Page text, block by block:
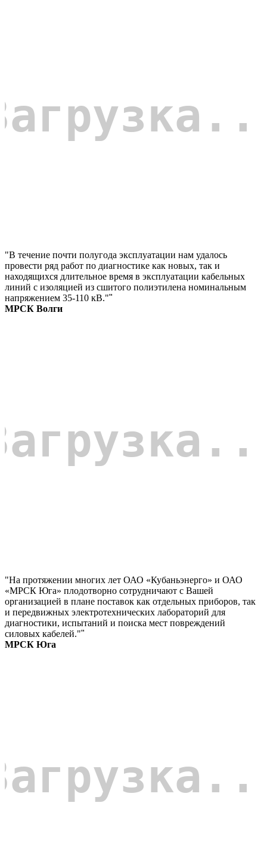
"В течение почти полугода эксплуатации нам удалось
провести ряд работ по диагностике как новых, так и
находящихся длительное время в эксплуатации кабельных
линий с изоляцией из сшитого полиэтилена номинальным
напряжением 35-110 кВ.""
МРСК Волги
"На протяжении многих лет ОАО «Кубаньэнерго» и ОАО
«МРСК Юга» плодотворно сотрудничают с Вашей
организацией в плане поставок как отдельных приборов, так
и передвижных электротехнических лабораторий для
диагностики, испытаний и поиска мест повреждений
силовых кабелей.""
МРСК Юга